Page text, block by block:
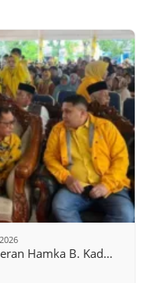
Hamka B. Kad…